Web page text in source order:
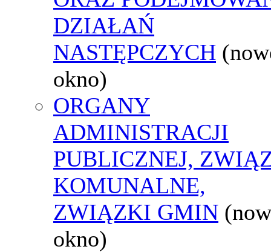
DZIAŁAŃ
NASTĘPCZYCH
okno)
ORGANY
ADMINISTRACJI
PUBLICZNEJ,
KOMUNALNE,
ZWIĄZKI GMIN
okno)